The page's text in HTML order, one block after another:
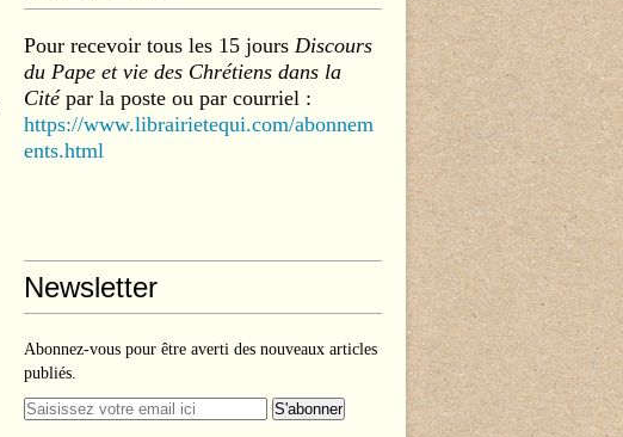
Pour recevoir tous les 15 jours Discours
du Pape et vie des Chrétiens dans la
Citépar la poste ou par courriel :
https://www.librairietequi.com/abonnem
ents.html
Newsletter
Abonnez-vous pour être averti des nouveaux articles
publiés.